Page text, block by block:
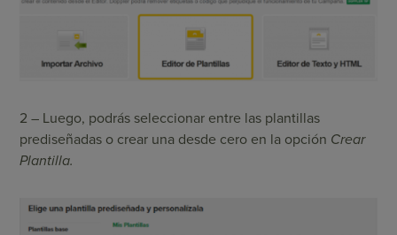
2 – Luego, podrás seleccionar entre las plantillas
prediseñadas o crear una desde cero en la opción Crear
Plantilla.